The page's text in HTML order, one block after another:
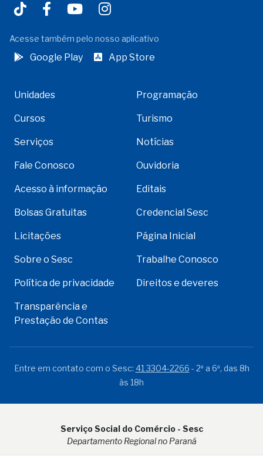
Acesse também pelo nosso aplicativo
Google Play App Store
Unidades Programação
Cursos Turismo
Serviços Notícias
Fale Conosco Ouvidoria
Acesso à informação Editais
Bolsas Gratuitas Credencial Sesc
Licitações Página Inicial
Sobre o Sesc Trabalhe Conosco
Política de privacidade Direitos e deveres
Transparência e
Prestação de Contas
Entre em contato com o Sesc: 41 3304-2266 - 2ª a 6ª, das 8h
às 18h
Serviço Social do Comércio - Sesc
Departamento Regional no Paraná
Rua Visconde do Rio Branco, 931 - CEP 80.410-001 - Curitiba -